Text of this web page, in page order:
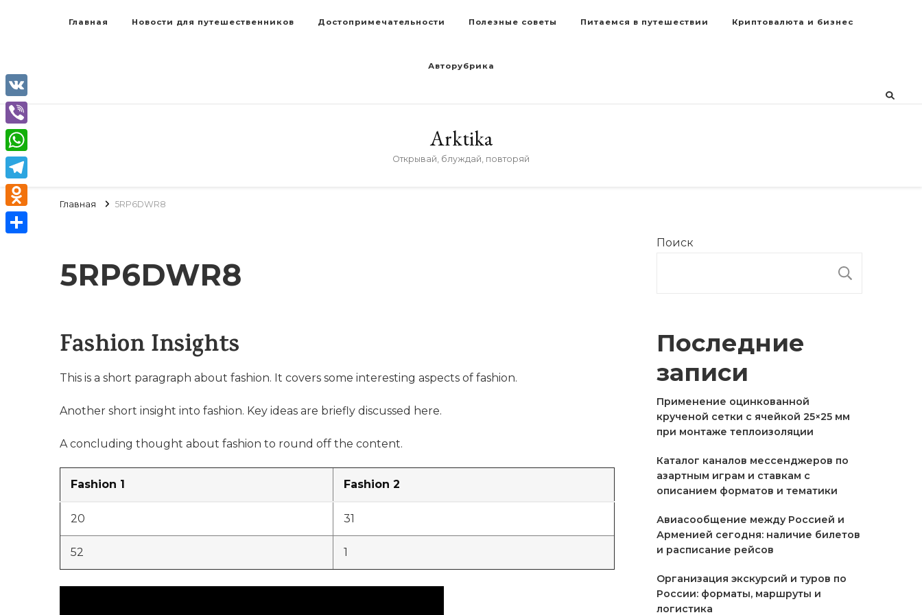
Главная Новости для путешественников Достопримечательности Полезные советы Питаемся в путешествии Криптовалюта и бизнес
Авторубрика
Arktika
Открывай, блуждай, повторяй
Главная 5RP6DWR8
5RP6DWR8
Fashion Insights
This is a short paragraph about fashion. It covers some interesting aspects of fashion.
Another short insight into fashion. Key ideas are briefly discussed here.
A concluding thought about fashion to round off the content.
Fashion 1 Fashion 2
20 31
52 1
Поиск
Последние
записи
Применение оцинкованной
крученой сетки с ячейкой 25×25 мм
при монтаже теплоизоляции
Каталог каналов мессенджеров по
азартным играм и ставкам с
описанием форматов и тематики
Авиасообщение между Россией и
Арменией сегодня: наличие билетов
и расписание рейсов
Организация экскурсий и туров по
России: форматы, маршруты и
логистика
VK
Viber
WhatsApp
Telegram
Odnoklassniki